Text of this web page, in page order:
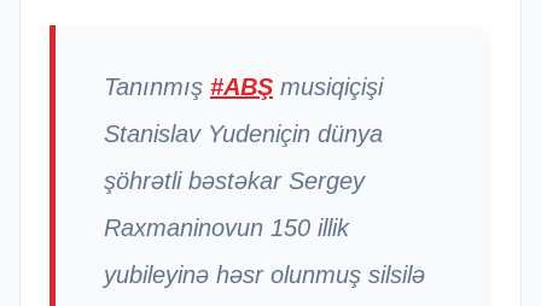
Tanınmış #ABŞ musiqiçişi
Stanislav Yudeniçin dünya
şöhrətli bəstəkar Sergey
Raxmaninovun 150 illik
yubileyinə həsr olunmuş silsilə